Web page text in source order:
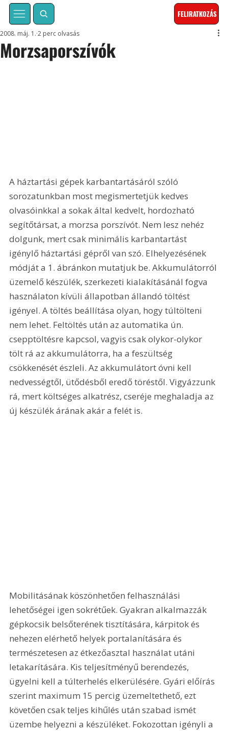
FELIRATKOZÁS
Morzsaporszívók
2008. máj. 1. 2 perc olvasás
A háztartási gépek karbantartásáról szóló
sorozatunkban most megismertetjük kedves
olvasóinkkal a sokak által kedvelt, hordozható
segítőtársat, a morzsa porszívót. Nem lesz nehéz
dolgunk, mert csak minimális karbantartást
igénylő háztartási gépről van szó. Elhelyezésének
módját a 1. ábránkon mutatjuk be. Akkumulátorról
üzemelő készülék, szerkezeti kialakításánál fogva
használaton kívüli állapotban állandó töltést
igényel. A töltés beállítása olyan, hogy túltölteni
nem lehet. Feltöltés után az automatika ún.
csepptöltésre kapcsol, vagyis csak olykor-olykor
tölt rá az akkumulátorra, ha a feszültség
csökkenését észleli. Az akkumulátort óvni kell
nedvességtől, ütődésből eredő töréstől. Vigyázzunk
rá, mert költséges alkatrész, cseréje meghaladja az
új készülék árának akár a felét is.
Mobilitásának köszönhetően felhasználási
lehetőségei igen sokrétűek. Gyakran alkalmazzák
gépkocsik belsőterének tisztítására, kárpitok és
nehezen elérhető helyek portalanítására és
természetesen az étkezőasztal használat utáni
letakarítására. Kis teljesítményű berendezés,
ügyelni kell a túlterhelés elkerülésére. Gyári előírás
szerint maximum 15 percig üzemeltethető, ezt
követően csak teljes kihűlés után szabad ismét
üzembe helyezni a készüléket. Fokozottan igényli a